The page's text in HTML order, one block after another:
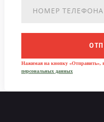
Нажимая на кнопку «Отправить»,
персональных данных